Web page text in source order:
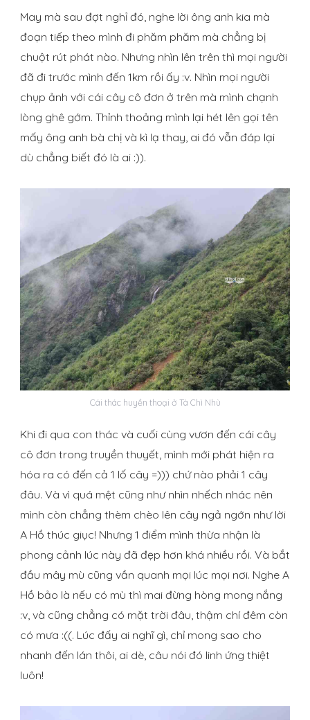
May mà sau đợt nghỉ đó, nghe lời ông anh kia mà
đoạn tiếp theo mình đi phăm phăm mà chẳng bị
chuột rút phát nào. Nhưng nhìn lên trên thì mọi người
đã đi trước mình đến 1km rồi ấy :v. Nhìn mọi người
chụp ảnh với cái cây cô đơn ở trên mà mình chạnh
lòng ghê gớm. Thỉnh thoảng mình lại hét lên gọi tên
mấy ông anh bà chị và kì lạ thay, ai đó vẫn đáp lại
dù chẳng biết đó là ai :)).
Cái thác huyền thoại ở Tà Chì Nhù
Khi đi qua con thác và cuối cùng vươn đến cái cây
cô đơn trong truyền thuyết, mình mới phát hiện ra
hóa ra có đến cả 1 lố cây =))) chứ nào phải 1 cây
đâu. Và vì quá mệt cũng như nhìn nhếch nhác nên
mình còn chẳng thèm chèo lên cây ngả ngớn như lời
A Hồ thúc giục! Nhưng 1 điểm mình thừa nhận là
phong cảnh lúc này đã đẹp hơn khá nhiều rồi. Và bắt
đầu mây mù cũng vần quanh mọi lúc mọi nơi. Nghe A
Hồ bảo là nếu có mù thì mai đừng hòng mong nắng
:v, và cũng chẳng có mặt trời đâu, thậm chí đêm còn
có mưa :((. Lúc đấy ai nghĩ gì, chỉ mong sao cho
nhanh đến lán thôi, ai dè, câu nói đó linh ứng thiệt
luôn!